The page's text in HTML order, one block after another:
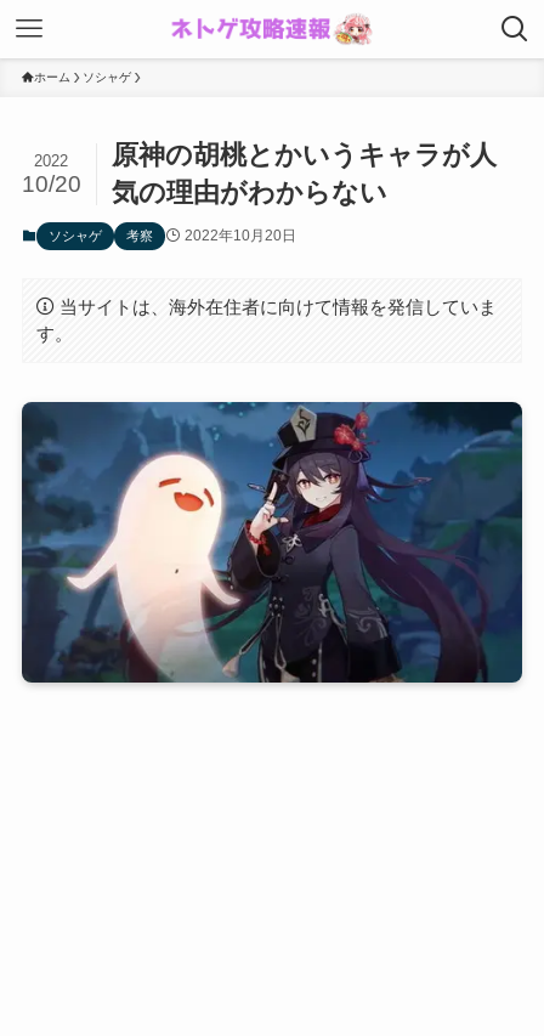
ホーム ソシャゲ
原神の胡桃とかいうキャラが人
気の理由がわからない
2022
10/20
ソシャゲ 考察 2022年10月20日
当サイトは、海外在住者に向けて情報を発信していま
す。